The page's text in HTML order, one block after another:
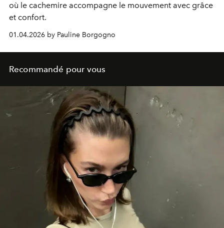
où le cachemire accompagne le mouvement avec grâce
et confort.
01.04.2026 by Pauline Borgogno
Recommandé pour vous